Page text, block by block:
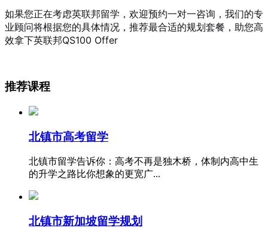
如果您正在考虑英联邦留学，欢迎预约一对一咨询，我们的专
业顾问将根据您的具体情况，推荐最合适的规划套餐，助您高
效拿下英联邦QS100 Offer
推荐课程
北镇市高考留学
北镇市留学告诉你：高考不再是独木桥，体制内高中生
的升学之路比你想象的更宽广...
北镇市新加坡留学规划